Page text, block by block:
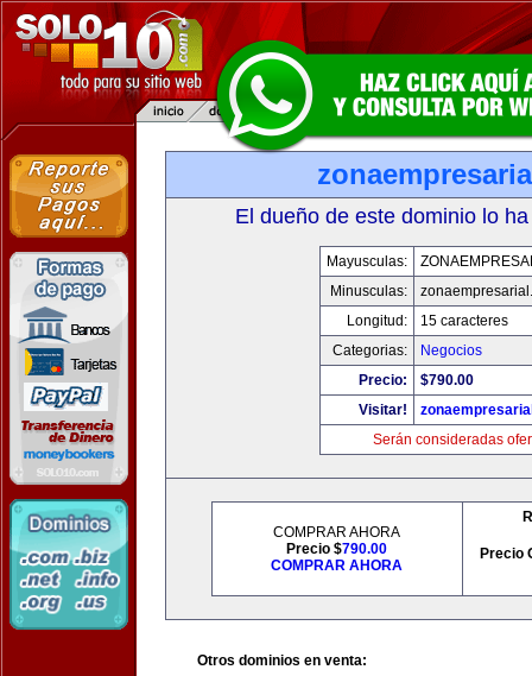
El dueño de este dominio lo
Mayusculas:
Minusculas:
Longitud:
15 caracteres
Categorias:
Negocios
Precio:
$790.00
Visitar!
Serán consideradas
COMPRAR AHORA
Precio $790.00
COMPRAR AHORA
Precio
Otros dominios en venta: